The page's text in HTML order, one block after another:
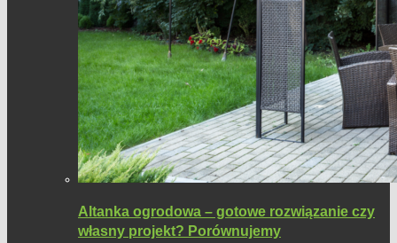
Altanka ogrodowa – gotowe rozwiązanie czy
własny projekt? Porównujemy